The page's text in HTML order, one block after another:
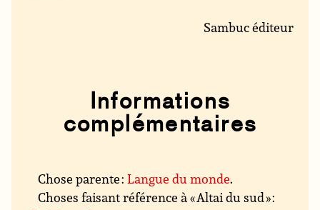
Sambuc éditeur
Informations
complémentaires
Chose parente :Langue du monde.
Choses faisant référence à « Altai du sud » :